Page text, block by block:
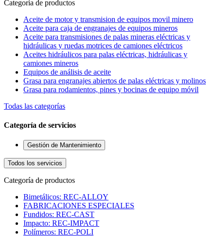
Categoría de productos
Aceite de motor y transmision de equipos movil minero
Aceite para caja de engranajes de equipos mineros
Aceite para transmisiones de palas mineras eléctricas y
hidráulicas y ruedas motrices de camiones eléctricos
Aceites hidráulicos para palas eléctricas, hidráulicas y
camiones mineros
Equipos de análisis de aceite
Grasa para engranajes abiertos de palas eléctricas y molinos
Grasa para rodamientos, pines y bocinas de equipo móvil
Todas las categorías
Categoría de servicios
Gestión de Mantenimiento
Todos los servicios
Categoría de productos
Bimetálicos: REC-ALLOY
FABRICACIONES ESPECIALES
Fundidos: REC-CAST
Impacto: REC-IMPACT
Polímeros: REC-POLI